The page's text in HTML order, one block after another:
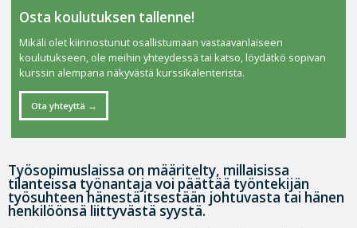
Työsopimuslaissa on määritelty, millaisissa
tilanteissa työnantaja voi päättää työntekijän
työsuhteen hänestä itsestään johtuvasta tai hänen
henkilöönsä liittyvästä syystä.
Osta koulutuksen tallenne!
Mikäli olet kiinnostunut osallistumaan vastaavanlaiseen
koulutukseen, ole meihin yhteydessä tai katso, löydätkö sopivan
kurssin alempana näkyvästä kurssikalenterista.
Ota yhteyttä